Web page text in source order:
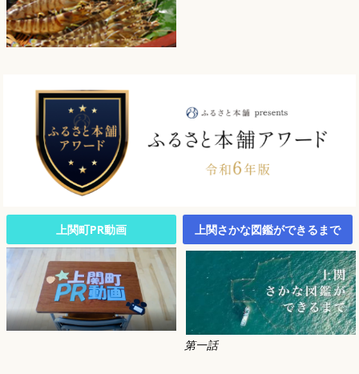
上関町PR動画 上関さかな図鑑ができるまで
第一話